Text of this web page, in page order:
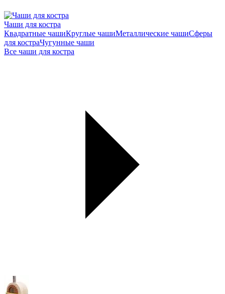
Чаши для костра
Квадратные чашиКруглые чашиМеталлические чашиСферы
для костраЧугунные чаши
Все чаши для костра